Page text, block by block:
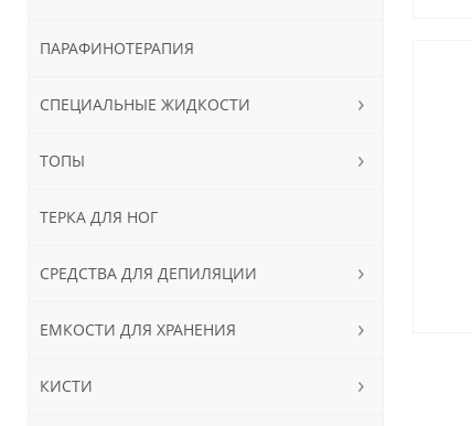
ПАРАФИНОТЕРАПИЯ
СПЕЦИАЛЬНЫЕ ЖИДКОСТИ
ТОПЫ
ТЕРКА ДЛЯ НОГ
СРЕДСТВА ДЛЯ ДЕПИЛЯЦИИ
ЕМКОСТИ ДЛЯ ХРАНЕНИЯ
КИСТИ